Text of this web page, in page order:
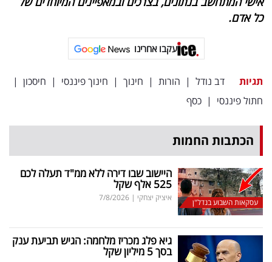
כל אדם.
עקבו אחרינו
תגיות דב נודל | הורות | חינוך | חינוך פיננסי | חיסכון |
חתול פיננסי | כסף
הכתבות החמות
עסקאות השבוע בנדל"ן
היישוב שבו דירה ללא ממ"ד תעלה לכם
525 אלף שקל
איציק יצחקי |
7/8/2026
גיא פלג מכריז מלחמה: הגיש תביעת ענק
בסך 5 מיליון שקל